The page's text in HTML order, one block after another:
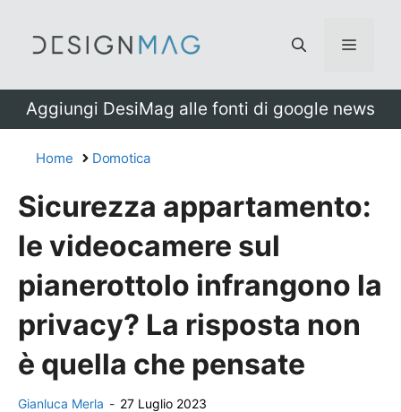
Menu
Aggiungi DesiMag alle fonti di google news
Home Domotica
Sicurezza appartamento:
le videocamere sul
pianerottolo infrangono la
privacy? La risposta non
è quella che pensate
Gianluca Merla - 27 Luglio 2023